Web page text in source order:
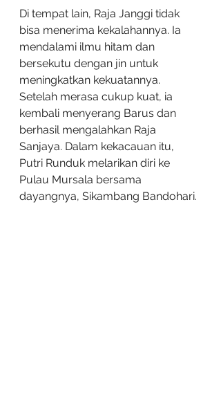
Di tempat lain, Raja Janggi tidak
bisa menerima kekalahannya. Ia
mendalami ilmu hitam dan
bersekutu dengan jin untuk
meningkatkan kekuatannya.
Setelah merasa cukup kuat, ia
kembali menyerang Barus dan
berhasil mengalahkan Raja
Sanjaya. Dalam kekacauan itu,
Putri Runduk melarikan diri ke
Pulau Mursala bersama
dayangnya, Sikambang Bandohari.